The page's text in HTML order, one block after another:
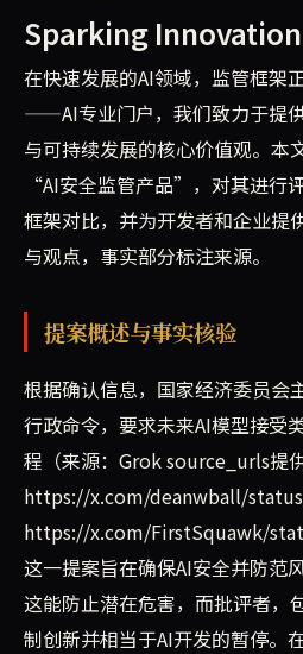
Sparking
在快速发展的AI领域，监管框架
——AI专业门户，我们致力于提
与可持续发展的核心价值观。本
“AI安全监管产品”，对其进行
框架对比，并为开发者和企业提
与观点，事实部分标注来源。
提案概述与事实核验
根据确认信息，国家经济委员
行政命令，要求未来AI模型接受
程（来源：Grok source_urls提
https://x.com/deanwball/
https://x.com/FirstSquawk/
这一提案旨在确保AI安全并防范
这能防止潜在危害，而批评者，
制创新并相当于AI开发的暂停。